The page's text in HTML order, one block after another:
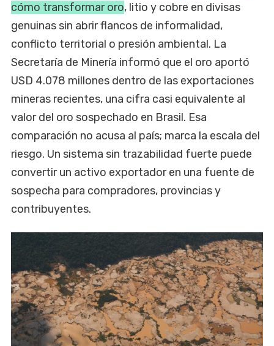
cómo transformar oro, litio y cobre en divisas
genuinas sin abrir flancos de informalidad,
conflicto territorial o presión ambiental. La
Secretaría de Minería informó que el oro aportó
USD 4.078 millones dentro de las exportaciones
mineras recientes, una cifra casi equivalente al
valor del oro sospechado en Brasil. Esa
comparación no acusa al país; marca la escala del
riesgo. Un sistema sin trazabilidad fuerte puede
convertir un activo exportador en una fuente de
sospecha para compradores, provincias y
contribuyentes.